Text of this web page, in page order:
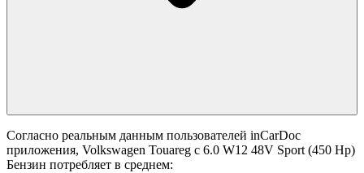
Согласно реальным данным пользователей inCarDoc
приложения, Volkswagen Touareg с 6.0 W12 48V Sport (450 Hp)
Бензин потребляет в среднем: